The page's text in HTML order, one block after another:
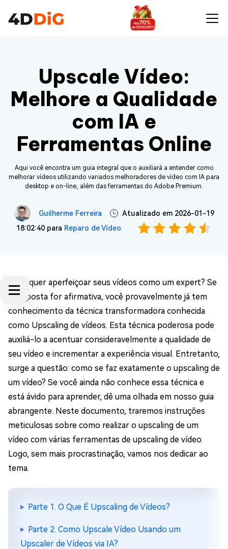
Upscale Vídeo:
Melhore a Qualidade
com IA e
Ferramentas Online
Aqui você encontra um guia integral que o auxiliará a entender como
melhorar vídeos utilizando variados melhoradores de vídeo com IA para
desktop e on-line, além das ferramentas do Adobe Premium.
Guilherme Ferreira
Atualizado em 2026-01-19
18:02:40 para Reparo de Vídeo
Você quer aperfeiçoar seus vídeos como um expert? Se
a resposta for afirmativa, você provavelmente já tem
conhecimento da técnica transformadora conhecida
como Upscaling de vídeos. Esta técnica poderosa pode
auxiliá-lo a acentuar consideravelmente a qualidade de
seu vídeo e incrementar a experiência visual. Entretanto,
surge a questão: como se faz exatamente o upscaling de
um vídeo? Se você ainda não conhece essa técnica e
está ávido para aprender, dê uma olhada em nosso guia
abrangente. Neste documento, traremos instruções
meticulosas sobre como realizar o upscaling de um
vídeo com várias ferramentas de upscaling de vídeo.
Logo, sem mais procrastinação, vamos nos dedicar ao
tema.
Parte 1. O Que É Upscaling de Vídeos?
Parte 2. Como Upscale Vídeo Usando um
Upscaler de Vídeos via IA?